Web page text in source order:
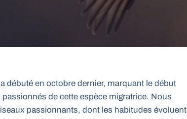
débuté en octobre dernier, marquant le début
de cette espèce migratrice. Nous
passionnants, dont les habitudes évoluent